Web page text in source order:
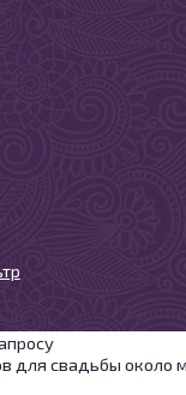
для свадьбы около